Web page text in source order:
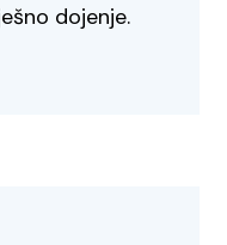
dojenje.